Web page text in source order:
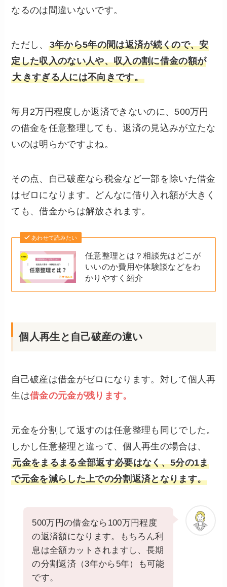
なるのは間違いないです。
ただし、 3年から5年の間は返済が続くので、安
定した収入のない人や、収入の割に借金の額が
大きすぎる人には不向きです。
毎月2万円程度しか返済できないのに、500万円
の借金を任意整理しても、返済の見込みが立たな
いのは明らかですよね。
その点、自己破産なら税金など一部を除いた借金
はゼロになります。どんなに借り入れ額が大きく
ても、借金からは解放されます。
あわせて読みたい
任意整理とは？相談先はどこが
いいのか費用や体験談などをわ
かりやすく紹介
個人再生と自己破産の違い
自己破産は借金がゼロになります。対して個人再
生は借金の元金が残ります。
元金を分割して返すのは任意整理も同じでした。
しかし任意整理と違って、個人再生の場合は、
元金をまるまる全部返す必要はなく、5分の1ま
で元金を減らした上での分割返済となります。
500万円の借金なら100万円程度
の返済額になります。もちろん利
息は全額カットされますし、長期
の分割返済（3年から5年）も可能
です。